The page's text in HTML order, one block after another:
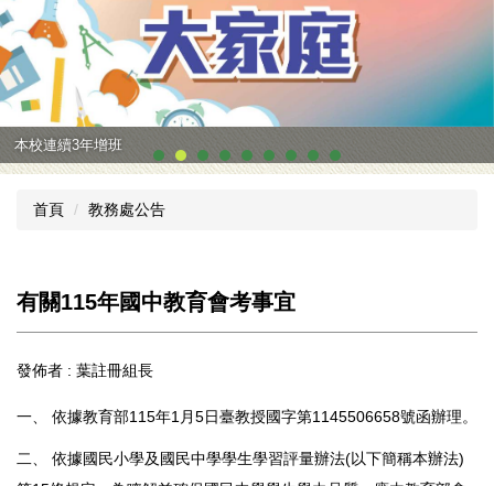
本校連續3年增班
首頁 教務處公告
有關115年國中教育會考事宜
發佈者 : 葉註冊組長
一、 依據教育部115年1月5日臺教授國字第1145506658號函辦理。
二、 依據國民小學及國民中學學生學習評量辦法(以下簡稱本辦法)